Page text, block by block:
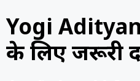
Yogi
के लिए जरूरी